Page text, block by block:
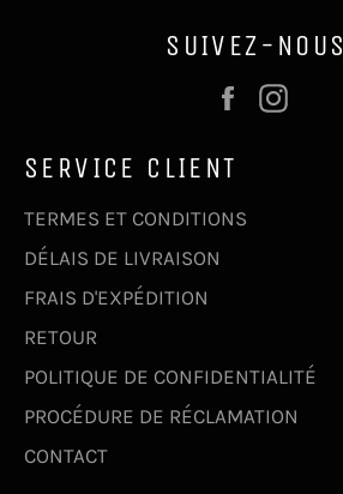
SUIVEZ-NOUS
Facebook
SERVICE CLIENT
TERMES ET CONDITIONS
DÉLAIS DE LIVRAISON
FRAIS D'EXPÉDITION
RETOUR
POLITIQUE DE CONFIDENTIALITÉ
PROCÉDURE DE RÉCLAMATION
CONTACT